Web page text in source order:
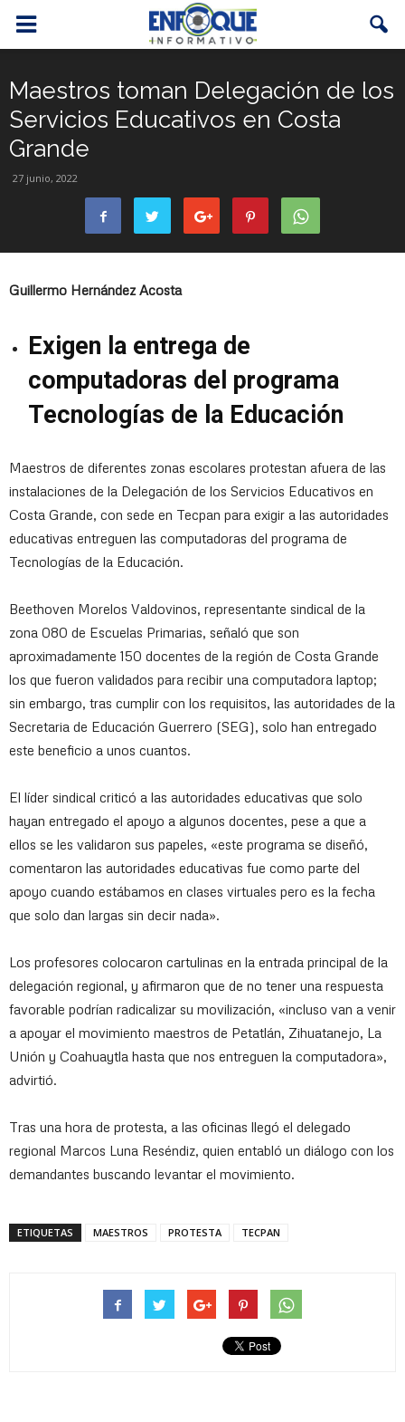
Maestros toman Delegación de los
Servicios Educativos en Costa
Grande
27 junio, 2022
Guillermo Hernández Acosta
Exigen la entrega de
computadoras del programa
Tecnologías de la Educación
Maestros de diferentes zonas escolares protestan afuera de las
instalaciones de la Delegación de los Servicios Educativos en
Costa Grande, con sede en Tecpan para exigir a las autoridades
educativas entreguen las computadoras del programa de
Tecnologías de la Educación.
Beethoven Morelos Valdovinos, representante sindical de la
zona 080 de Escuelas Primarias, señaló que son
aproximadamente 150 docentes de la región de Costa Grande
los que fueron validados para recibir una computadora laptop;
sin embargo, tras cumplir con los requisitos, las autoridades de la
Secretaria de Educación Guerrero (SEG), solo han entregado
este beneficio a unos cuantos.
El líder sindical criticó a las autoridades educativas que solo
hayan entregado el apoyo a algunos docentes, pese a que a
ellos se les validaron sus papeles, «este programa se diseñó,
comentaron las autoridades educativas fue como parte del
apoyo cuando estábamos en clases virtuales pero es la fecha
que solo dan largas sin decir nada».
Los profesores colocaron cartulinas en la entrada principal de la
delegación regional, y afirmaron que de no tener una respuesta
favorable podrían radicalizar su movilización, «incluso van a venir
a apoyar el movimiento maestros de Petatlán, Zihuatanejo, La
Unión y Coahuaytla hasta que nos entreguen la computadora»,
advirtió.
Tras una hora de protesta, a las oficinas llegó el delegado
regional Marcos Luna Reséndiz, quien entabló un diálogo con los
demandantes buscando levantar el movimiento.
ETIQUETAS MAESTROS PROTESTA TECPAN